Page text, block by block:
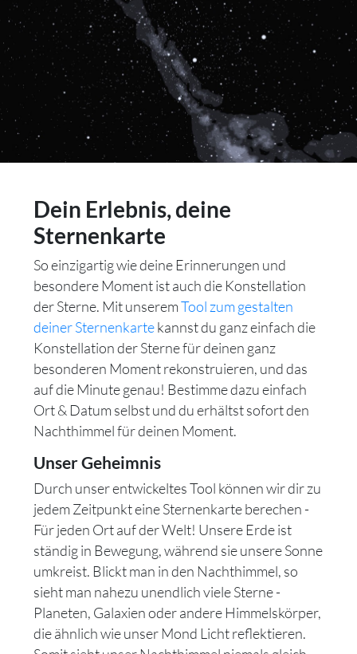
Dein Erlebnis, deine
Sternenkarte
So einzigartig wie deine Erinnerungen und
besondere Moment ist auch die Konstellation
der Sterne. Mit unseremTool zum gestalten
deiner Sternenkartekannst du ganz einfach die
Konstellation der Sterne für deinen ganz
besonderen Moment rekonstruieren, und das
auf die Minute genau! Bestimme dazu einfach
Ort & Datum selbst und du erhältst sofort den
Nachthimmel für deinen Moment.
Unser Geheimnis
Durch unser entwickeltes Tool können wir dir zu
jedem Zeitpunkt eine Sternenkarte berechen -
Für jeden Ort auf der Welt! Unsere Erde ist
ständig in Bewegung, während sie unsere Sonne
umkreist. Blickt man in den Nachthimmel, so
sieht man nahezu unendlich viele Sterne -
Planeten, Galaxien oder andere Himmelskörper,
die ähnlich wie unser Mond Licht reflektieren.